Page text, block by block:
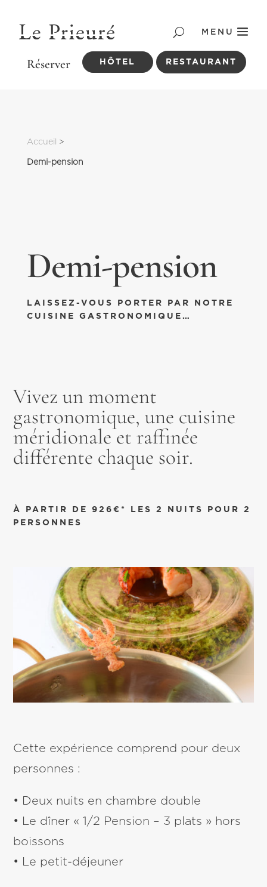
MENU
HÔTEL RESTAURANT
Accueil >
Demi-pension
Demi-pension
LAISSEZ-VOUS PORTER PAR NOTRE
CUISINE GASTRONOMIQUE…
Vivez un moment
gastronomique, une cuisine
méridionale et raffinée
différente chaque soir.
À PARTIR DE 926€* LES 2 NUITS POUR 2
PERSONNES
Cette expérience comprend pour deux
personnes :
• Deux nuits en chambre double
• Le dîner « 1/2 Pension – 3 plats » hors
boissons
• Le petit-déjeuner